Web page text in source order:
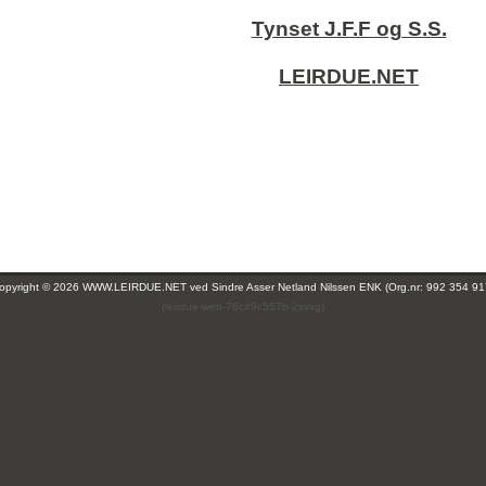
Tynset J.F.F og S.S.
LEIRDUE.NET
© 2026 WWW.LEIRDUE.NET ved Sindre Asser Netland Nilssen ENK (Org.nr: 992 354
(leirdue-web-76c49c557b-2xvxg)